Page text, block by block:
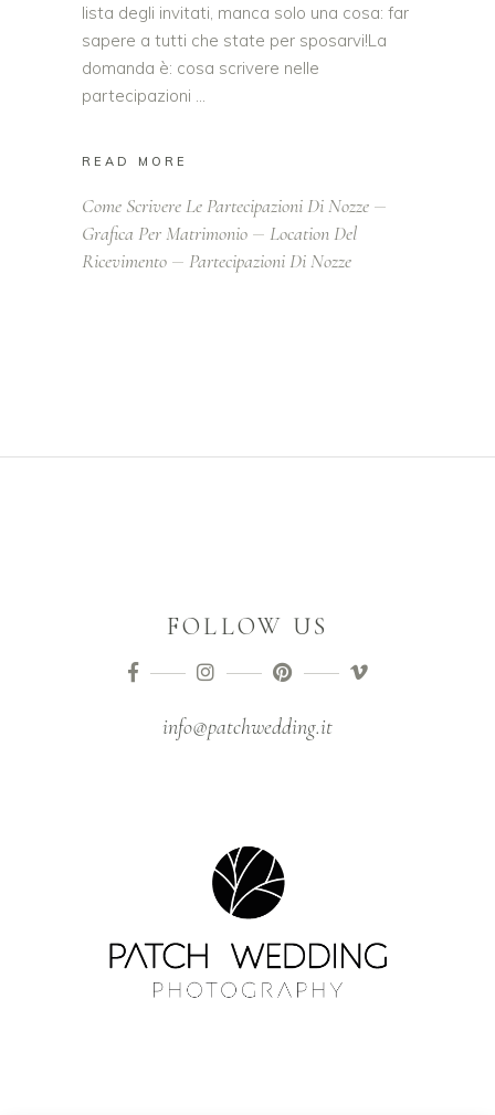
lista degli invitati, manca solo una cosa: far
sapere a tutti che state per sposarvi!La
domanda è: cosa scrivere nelle
partecipazioni
READ MORE
Come Scrivere Le Partecipazioni Di Nozze
Grafica Per Matrimonio
Location Del
Ricevimento
Partecipazioni Di Nozze
FOLLOW US
info@patchwedding.it